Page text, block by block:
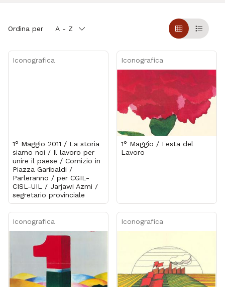
Ordina per A - Z
GrigliaTable
Iconografica
1° Maggio 2011 / La storia
siamo noi / Il lavoro per
unire il paese / Comizio in
Piazza Garibaldi /
Parleranno / per CGIL-
CISL-UIL / Jarjawi Azmi /
segretario provinciale
Iconografica
1° Maggio / Festa del
Lavoro
Iconografica Iconografica